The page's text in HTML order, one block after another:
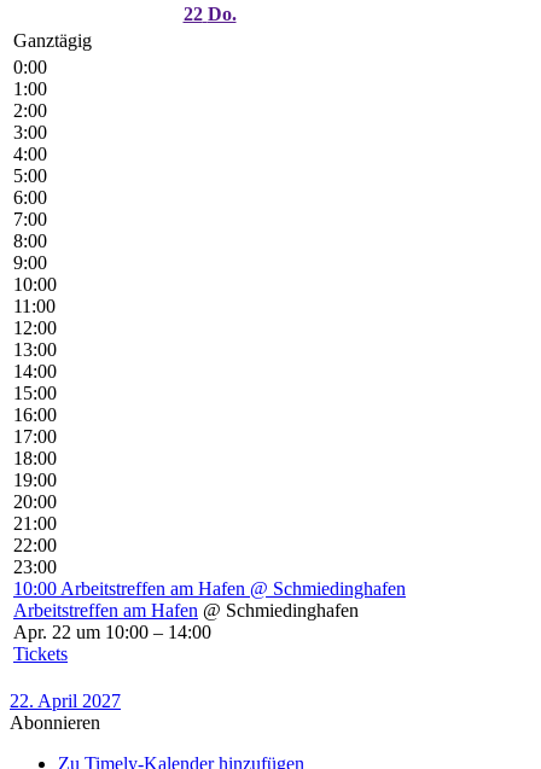
22 Do.
Ganztägig
0:00
1:00
2:00
3:00
4:00
5:00
6:00
7:00
8:00
9:00
10:00
11:00
12:00
13:00
14:00
15:00
16:00
17:00
18:00
19:00
20:00
21:00
22:00
23:00
10:00 Arbeitstreffen am Hafen @ Schmiedinghafen
Arbeitstreffen am Hafen @ Schmiedinghafen
Apr. 22 um 10:00 – 14:00
Tickets
22. April 2027
Abonnieren
Zu Timely-Kalender hinzufügen